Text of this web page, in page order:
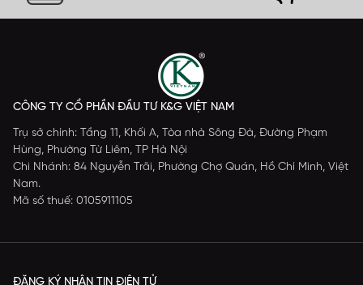
CÔNG TY CỔ PHẦN ĐẦU TƯ K&G VIỆT NAM
Trụ sở chính: Tầng 11, Khối A, Tòa nhà Sông Đà, Đường Phạm
Hùng, Phường Từ Liêm, TP Hà Nội
Chi Nhánh: 84 Nguyễn Trãi, Phường Chợ Quán, Hồ Chí Minh, Việt
Nam.
Mã số thuế: 0105911105
ĐĂNG KÝ NHẬN TIN ĐIỆN TỬ